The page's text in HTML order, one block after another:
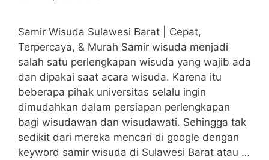
Samir Wisuda Sulawesi Barat | Cepat,
Terpercaya, & Murah Samir wisuda menjadi
salah satu perlengkapan wisuda yang wajib ada
dan dipakai saat acara wisuda. Karena itu
beberapa pihak universitas selalu ingin
dimudahkan dalam persiapan perlengkapan
bagi wisudawan dan wisudawati. Sehingga tak
sedikit dari mereka mencari di google dengan
keyword samir wisuda di Sulawesi Barat atau …